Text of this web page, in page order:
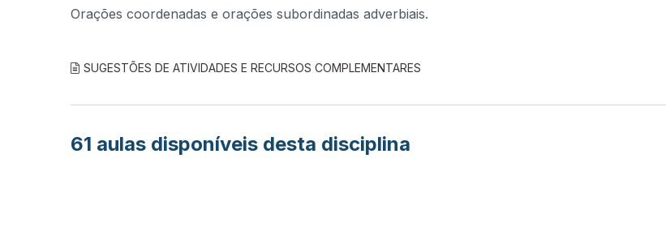
Orações coordenadas e orações subordinadas adverbiais.
SUGESTÕES DE ATIVIDADES E RECURSOS COMPLEMENTARES
61 aulas disponíveis desta disciplina